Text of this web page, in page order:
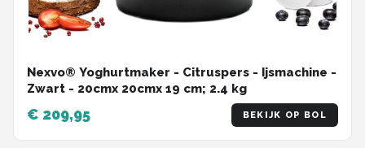
Nexvo® Yoghurtmaker - Citruspers - Ijsmachine -
Zwart - ‎20cmx 20cmx 19 cm; 2.4 kg
€ 209,95 BEKIJK OP BOL